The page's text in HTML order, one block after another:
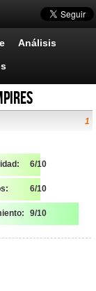
Análisis
1
6/10
6/10
9/10